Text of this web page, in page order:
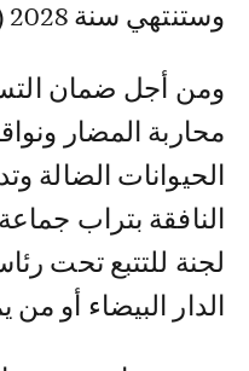
وستنتهي سنة 2028 (خمس سنوات).
ومن أجل ضمان
محاربة المضار
الحيوانات الضالة
النافقة بتراب
لجنة للتتبع تحت
الدار البيضاء أو من